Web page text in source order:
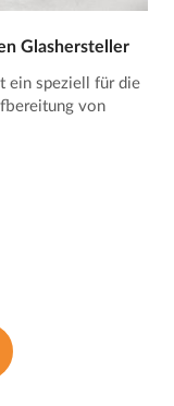
Glashersteller
ein speziell für die
von